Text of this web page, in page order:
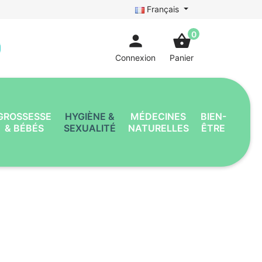
Français
person
Connexion
shopping_basket0
Panier
& BÉBÉS
HYGIÈNE &
SEXUALITÉ
MÉDECINES
NATURELLES
BIEN-
ÊTRE